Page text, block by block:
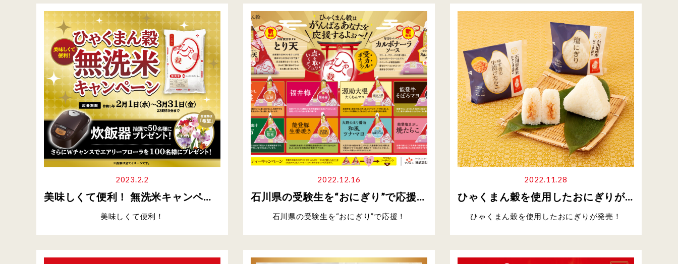
2023.2.2
美味しくて便利！ 無洗米キャンペーン開催
美味しくて便利！
2022.12.16
石川県の受験生を“おにぎり”で応援！ゲン担ぎの受験生応援おにぎり発売
石川県の受験生を“おにぎり”で応援！
2022.11.28
ひゃくまん穀を使用したおにぎりが全国のローソンで発売！
ひゃくまん穀を使用したおにぎりが発売！